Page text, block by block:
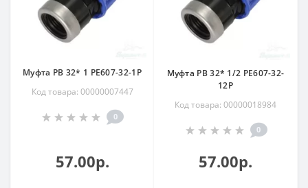
Муфта РВ 32* 1 РЕ607-32-1Р
Код товара: 00000007447
0
57.00р.
Муфта РВ 32* 1/2 РЕ607-32-
12Р
Код товара: 00000018984
0
57.00р.